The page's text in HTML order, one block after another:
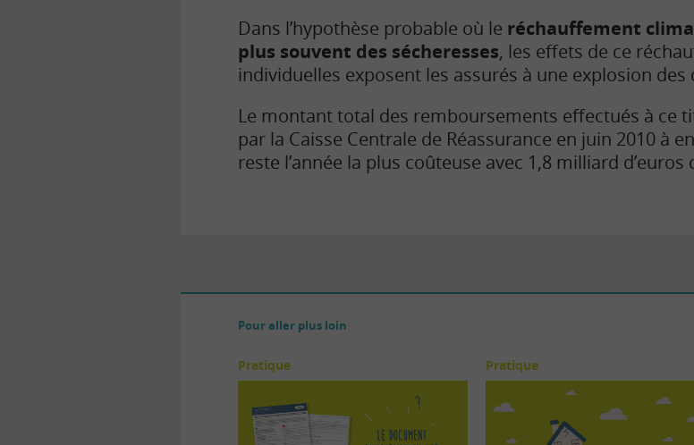
Dans l’hypothèse probable où le réchauffement
plus souvent des sécheresses, les effets de ce
individuelles exposent les assurés à une explosion
Le montant total des remboursements effectués à ce
par la Caisse Centrale de Réassurance en juin 2010 à
reste l’année la plus coûteuse avec 1,8 milliard d’euros
Pour aller plus loin
Pratique Pratique